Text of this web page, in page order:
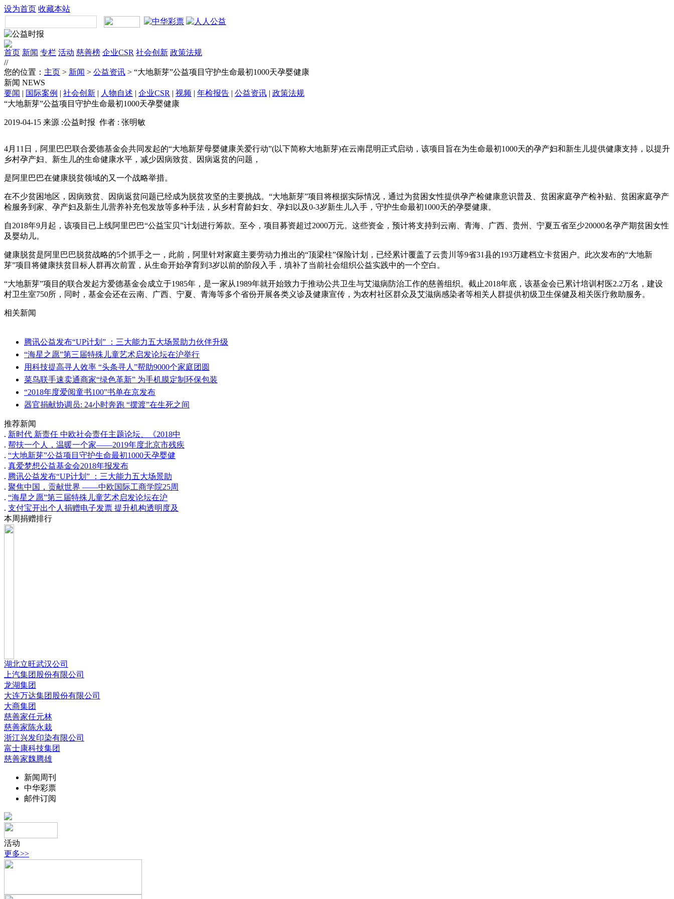
设为首页 收藏本站
首页 新闻 专栏 活动 慈善榜 企业CSR 社会创新 政策法规
//
您的位置： 主页 > 新闻 > 公益资讯 > “大地新芽”公益项目守护生命最初1000天孕婴健康
新闻 NEWS
要闻 | 国际案例 | 社会创新 | 人物自述 | 企业CSR | 视频 | 年检报告 | 公益资讯 | 政策法规
“大地新芽”公益项目守护生命最初1000天孕婴健康
2019-04-15 来源 :公益时报 作者 : 张明敏
4月11日，阿里巴巴联合爱德基金会共同发起的“大地新芽母婴健康关爱行动”(以下简称大地新芽)在云南昆明正式启动，该项目旨在为生命最初1000天的孕产妇和新生儿提供健康支持，以提升
乡村孕产妇、新生儿的生命健康水平，减少因病致贫、因病返贫的问题，
是阿里巴巴在健康脱贫领域的又一个战略举措。
在不少贫困地区，因病致贫、因病返贫问题已经成为脱贫攻坚的主要挑战。“大地新芽”项目将根据实际情况，通过为贫困女性提供孕产检健康意识普及、贫困家庭孕产检补贴、贫困家庭孕产
检服务到家、孕产妇及新生儿营养补充包发放等多种手法，从乡村育龄妇女、孕妇以及0-3岁新生儿入手，守护生命最初1000天的孕婴健康。
自2018年9月起，该项目已上线阿里巴巴“公益宝贝”计划进行筹款。至今，项目募资超过2000万元。这些资金，预计将支持到云南、青海、广西、贵州、宁夏五省至少20000名孕产期贫困女性
及婴幼儿。
健康脱贫是阿里巴巴脱贫战略的5个抓手之一，此前，阿里针对家庭主要劳动力推出的“顶梁柱”保险计划，已经累计覆盖了云贵川等9省31县的193万建档立卡贫困户。此次发布的“大地新
芽”项目将健康扶贫目标人群再次前置，从生命开始孕育到3岁以前的阶段入手，填补了当前社会组织公益实践中的一个空白。
“大地新芽”项目的联合发起方爱德基金会成立于1985年，是一家从1989年就开始致力于推动公共卫生与艾滋病防治工作的慈善组织。截止2018年底，该基金会已累计培训村医2.2万名，建设
村卫生室750所，同时，基金会还在云南、广西、宁夏、青海等多个省份开展各类义诊及健康宣传，为农村社区群众及艾滋病感染者等相关人群提供初级卫生保健及相关医疗救助服务。
相关新闻
腾讯公益发布“UP计划” ：三大能力五大场景助力伙伴升级
“海星之愿”第三届特殊儿童艺术启发论坛在沪举行
用科技提高寻人效率 “头条寻人”帮助9000个家庭团圆
菜鸟联手速卖通商家“绿色革新” 为手机膜定制环保包装
“2018年度爱阅童书100”书单在京发布
器官捐献协调员: 24小时奔跑 “摆渡”在生死之间
推荐新闻
. 新时代 新责任 中欧社会责任主题论坛、《2018中
. 帮扶一个人，温暖一个家——2019年度北京市残疾
. “大地新芽”公益项目守护生命最初1000天孕婴健
. 真爱梦想公益基金会2018年报发布
. 腾讯公益发布“UP计划” ：三大能力五大场景助
. 聚焦中国，贡献世界 ——中欧国际工商学院25周
. “海星之愿”第三届特殊儿童艺术启发论坛在沪
. 支付宝开出个人捐赠电子发票 提升机构透明度及
本周捐赠排行
湖北立旺武汉公司
上汽集团股份有限公司
龙湖集团
大连万达集团股份有限公司
大商集团
慈善家任元林
慈善家陈永栽
浙江兴发印染有限公司
富士康科技集团
慈善家魏腾雄
新闻周刊
中华彩票
邮件订阅
活动
更多>>